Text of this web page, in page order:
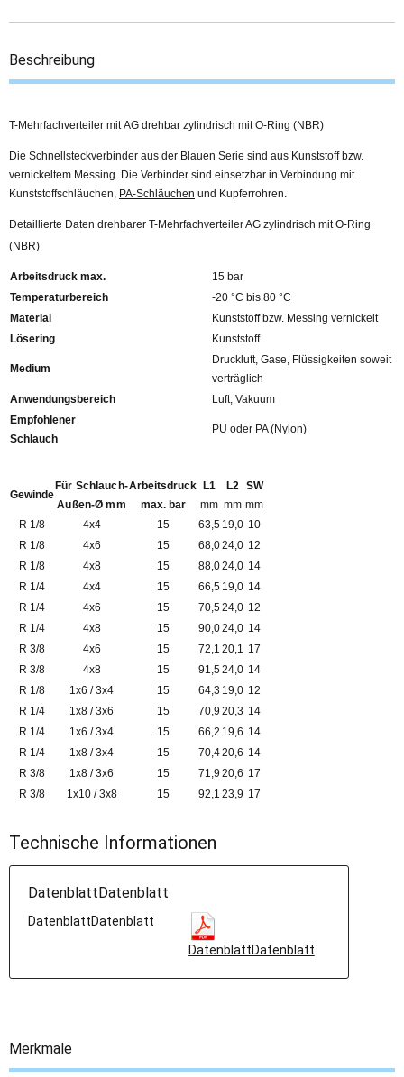
Beschreibung
T-Mehrfachverteiler mit AG drehbar zylindrisch mit O-Ring (NBR)
Die Schnellsteckverbinder aus der Blauen Serie sind aus Kunststoff bzw.
vernickeltem Messing. Die Verbinder sind einsetzbar in Verbindung mit
Kunststoffschläuchen, PA-Schläuchen und Kupferrohren.
Detaillierte Daten drehbarer T-Mehrfachverteiler AG zylindrisch mit O-Ring
(NBR)
Arbeitsdruck max.
15 bar
Temperaturbereich
-20 °C bis 80 °C
Material
Kunststoff bzw. Messing vernickelt
Lösering
Kunststoff
Medium
Druckluft, Gase, Flüssigkeiten soweit
verträglich
Anwendungsbereich
Luft, Vakuum
Empfohlener
Schlauch
PU oder PA (Nylon)
Gewinde
Für Schlauch-
Außen-Ø mm
Arbeitsdruck
max. bar
L1
mm
L2
mm
SW
mm
R 1/8
4x4 15 63,5 19,0 10
R 1/8
4x6 15 68,024,0 12
R 1/8
4x8 15 88,024,0 14
R 1/4
4x4 15 66,5 19,0 14
R 1/4
4x6 15 70,524,0 12
R 1/4
4x8 15 90,024,0 14
R 3/8
4x6 15 72,1 20,1 17
R 3/8
4x8 15 91,524,0 14
R 1/8
1x6 / 3x4 15 64,3 19,0 12
R 1/4
1x8 / 3x6 15 70,9 20,3 14
R 1/4
1x6 / 3x4 15 66,2 19,6 14
R 1/4
1x8 / 3x4 15 70,420,6 14
R 3/8
1x8 / 3x6 15 71,9 20,6 17
R 3/8
1x10 / 3x8 15 92,1 23,9 17
Technische Informationen
DatenblattDatenblatt
DatenblattDatenblatt
DatenblattDatenblatt
Merkmale